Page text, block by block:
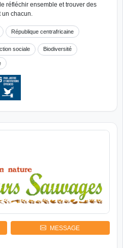
réfléchir ensemble et trouver des
un chacun.
République centrafricaine
sociale Biodiversité
MESSAGE